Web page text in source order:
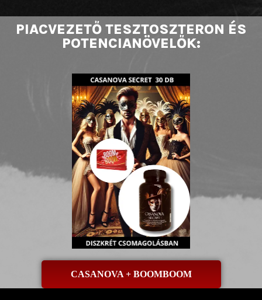
PIACVEZETŐ TESZTOSZTERON ÉS
POTENCIANÖVELŐK:
CASANOVA + BOOMBOOM